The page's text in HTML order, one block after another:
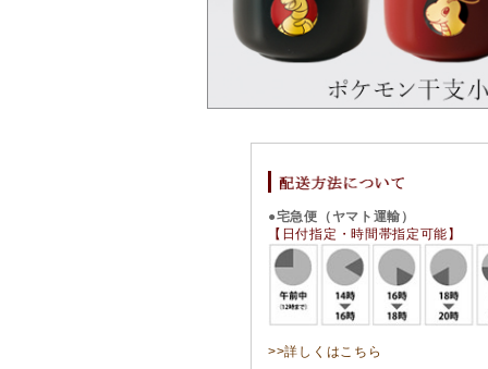
●宅急便（ヤマト運輸）
【日付指定・時間帯指定可能】
>>詳しくはこちら